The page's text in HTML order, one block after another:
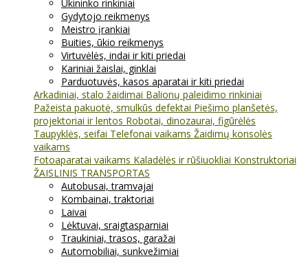
Ūkininko rinkiniai
Gydytojo reikmenys
Meistro įrankiai
Buities, ūkio reikmenys
Virtuvėlės, indai ir kiti priedai
Kariniai žaislai, ginklai
Parduotuvės, kasos aparatai ir kiti priedai
Arkadiniai, stalo žaidimai Balionų paleidimo rinkiniai
Pažeista pakuotė, smulkūs defektai Piešimo planšetės,
projektoriai ir lentos Robotai, dinozaurai, figūrėlės
Taupyklės, seifai Telefonai vaikams Žaidimų konsolės
vaikams
Fotoaparatai vaikams Kaladėlės ir rūšiuokliai Konstruktoriai
ŽAISLINIS TRANSPORTAS
Autobusai, tramvajai
Kombainai, traktoriai
Laivai
Lėktuvai, sraigtasparniai
Traukiniai, trasos, garažai
Automobiliai, sunkvežimiai